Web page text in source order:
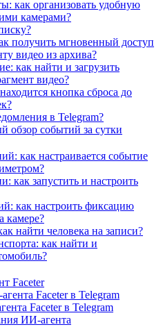
как организовать удобную
камерами?
получить мгновенный доступ
видео из архива?
как найти и загрузить
видео?
кнопка сброса до
в Telegram?
обзор событий за сутки
как настраивается событие
как запустить и настроить
как настроить фиксацию
камере?
найти человека на записи?
как найти и
Faceter
Faceter в Telegram
Faceter в Telegram
ИИ-агента